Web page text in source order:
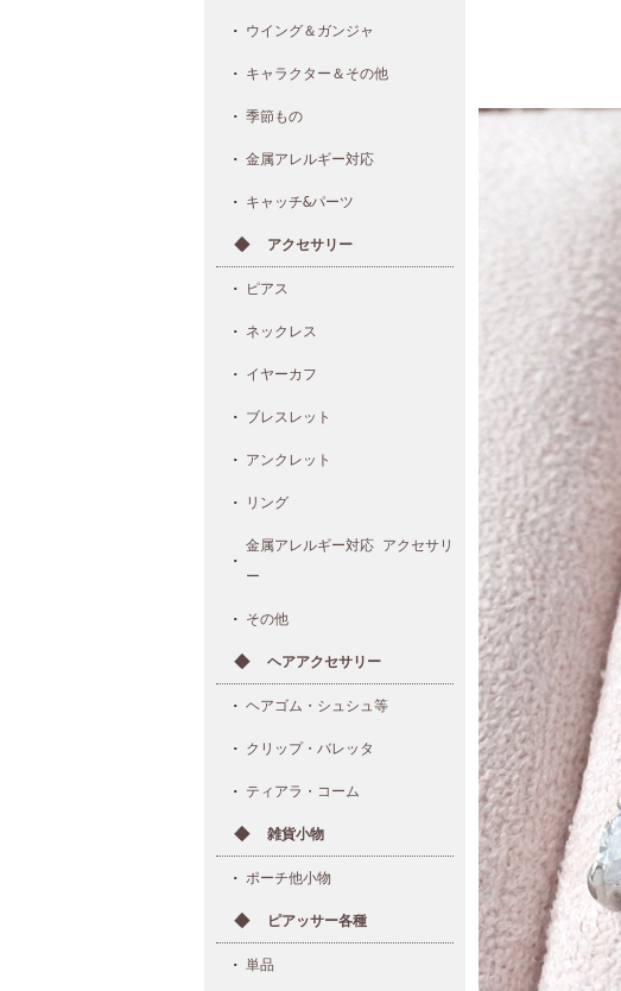
ウイング＆ガンジャ
キャラクター＆その他
季節もの
金属アレルギー対応
キャッチ&パーツ
アクセサリー
ピアス
ネックレス
イヤーカフ
ブレスレット
アンクレット
リング
金属アレルギー対応 アクセサリ
ー
その他
ヘアアクセサリー
ヘアゴム・シュシュ等
クリップ・バレッタ
ティアラ・コーム
雑貨小物
ポーチ他小物
ピアッサー各種
単品